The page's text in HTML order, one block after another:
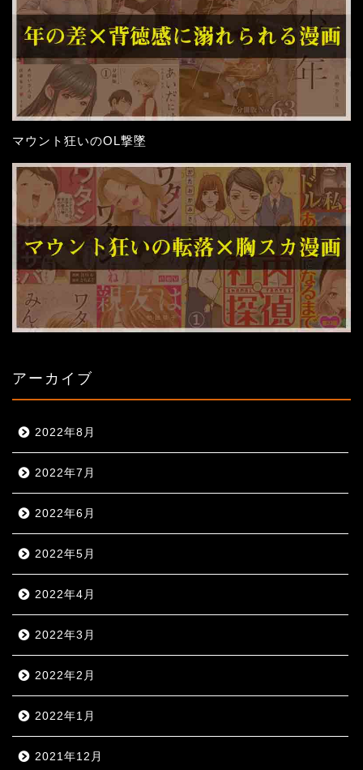
マウント狂いのOL撃墜
アーカイブ
2022年8月
2022年7月
2022年6月
2022年5月
2022年4月
2022年3月
2022年2月
2022年1月
2021年12月